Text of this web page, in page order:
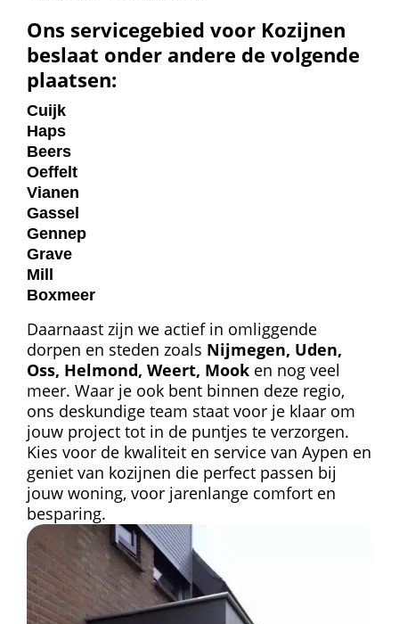
Ons servicegebied voor Kozijnen
beslaat onder andere de volgende
plaatsen:
Cuijk
Haps
Beers
Oeffelt
Vianen
Gassel
Gennep
Grave
Mill
Boxmeer
Daarnaast zijn we actief in omliggende
dorpen en steden zoals Nijmegen, Uden,
Oss, Helmond, Weert, Mook en nog veel
meer. Waar je ook bent binnen deze regio,
ons deskundige team staat voor je klaar om
jouw project tot in de puntjes te verzorgen.
Kies voor de kwaliteit en service van Aypen en
geniet van kozijnen die perfect passen bij
jouw woning, voor jarenlange comfort en
besparing.